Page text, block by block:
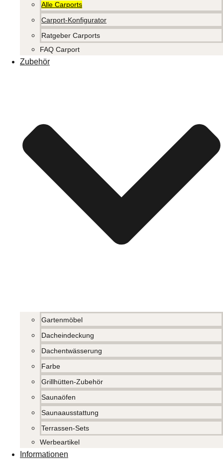
Alle Carports
Carport-Konfigurator
Ratgeber Carports
FAQ Carport
Zubehör
Gartenmöbel
Dacheindeckung
Dachentwässerung
Farbe
Grillhütten-Zubehör
Saunaöfen
Saunaausstattung
Terrassen-Sets
Werbeartikel
Informationen